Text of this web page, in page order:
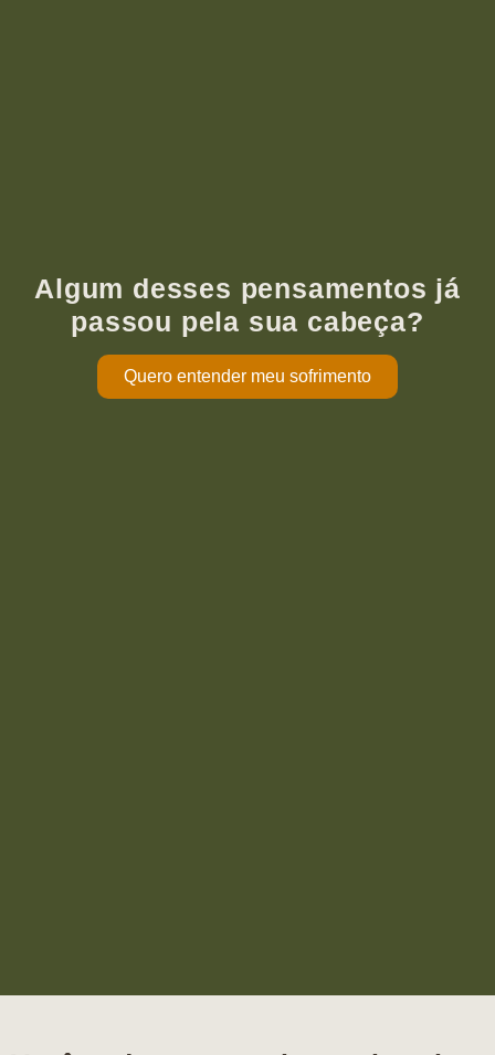
Algum desses pensamentos já
passou pela sua cabeça?
Quero entender meu sofrimento